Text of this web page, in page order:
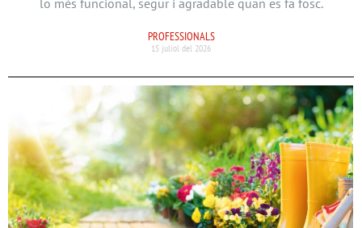
PROFESSIONALS
15 juliol del 2026